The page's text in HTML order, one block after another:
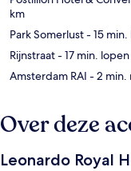
km
Park Somerlust- 15
Rijnstraat- 17 min. lopen
Amsterdam RAI - 2 min.
Over deze
Leonardo Royal